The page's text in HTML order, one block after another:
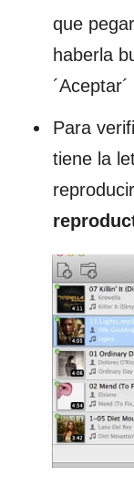
que
haberla
Para
tiene la